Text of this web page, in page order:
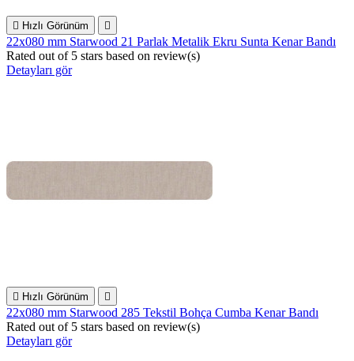
 Hızlı Görünüm 
22x080 mm Starwood 21 Parlak Metalik Ekru Sunta Kenar Bandı
Rated out of 5 stars based on review(s)
Detayları gör
 Hızlı Görünüm 
22x080 mm Starwood 285 Tekstil Bohça Cumba Kenar Bandı
Rated out of 5 stars based on review(s)
Detayları gör